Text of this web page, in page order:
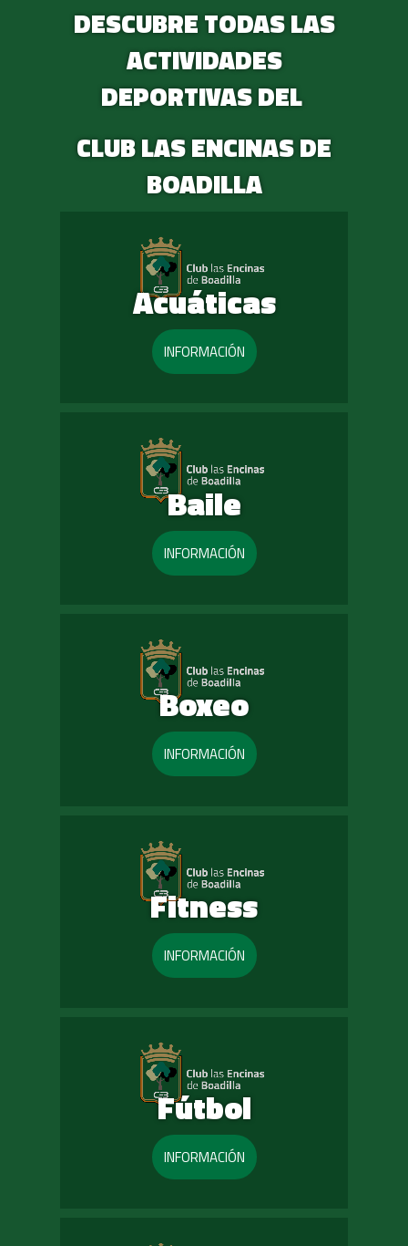
DESCUBRE TODAS LAS
ACTIVIDADES
DEPORTIVAS DEL
CLUB LAS ENCINAS DE
BOADILLA
Acuáticas
INFORMACIÓN
Baile
INFORMACIÓN
Boxeo
INFORMACIÓN
Fitness
INFORMACIÓN
Fútbol
INFORMACIÓN